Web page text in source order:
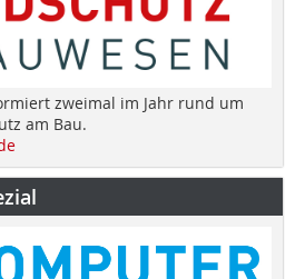
zweimal im Jahr rund um
am Bau.